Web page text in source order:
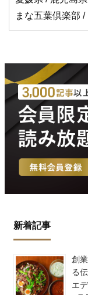
まな五葉倶楽部 /
新着記事
創
る
エ